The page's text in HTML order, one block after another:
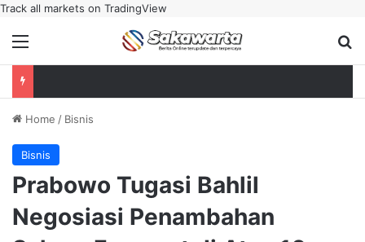
Track all markets on TradingView
Menu
Home / Bisnis
Bisnis
Prabowo Tugasi Bahlil
Negosiasi Penambahan